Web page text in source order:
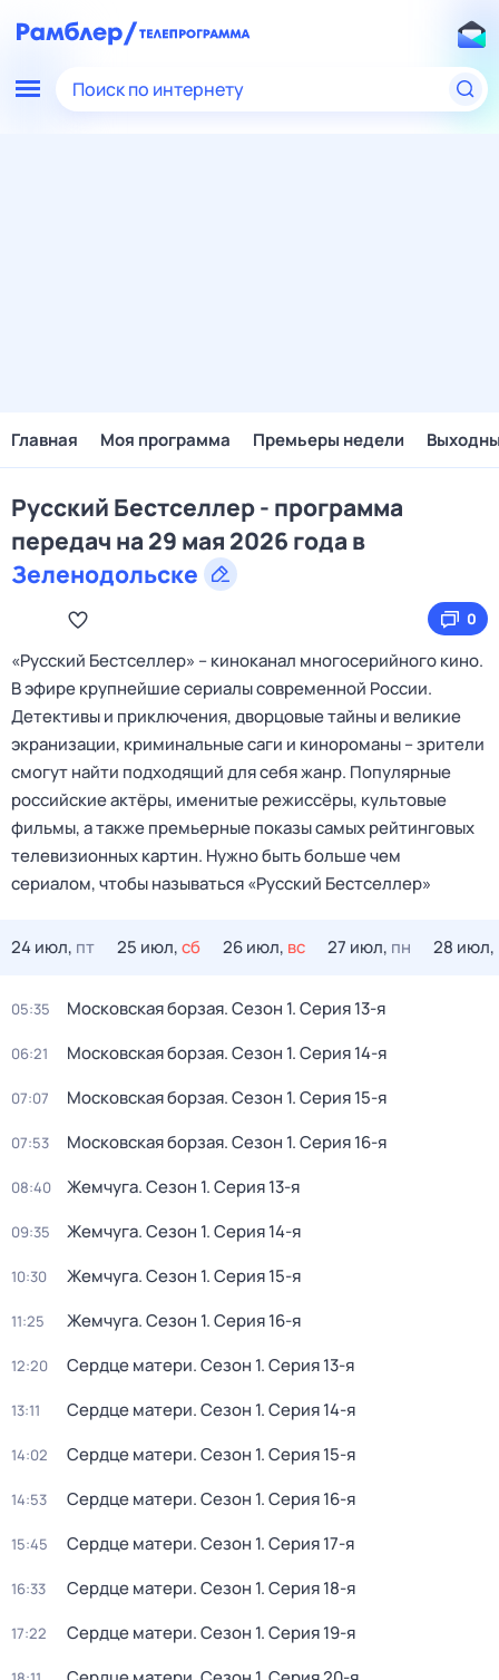
Поиск по интернету
Главная Моя программа Премьеры недели
Русский Бестселлер - программа
передач на 29 мая 2026 года в
Зеленодольске
0
«Русский Бестселлер» – киноканал многосерийного кино.
В эфире крупнейшие сериалы современной России.
Детективы и приключения, дворцовые тайны и великие
экранизации, криминальные саги и кинороманы – зрители
смогут найти подходящий для себя жанр. Популярные
российские актёры, именитые режиссёры, культовые
фильмы, а также премьерные показы самых рейтинговых
телевизионных картин. Нужно быть больше чем
сериалом, чтобы называться «Русский Бестселлер»
24 июл, пт 25 июл,сб 26 июл, вс 27 июл, пн 28 июл,
05:35 Московская борзая. Сезон 1. Серия 13-я
06:21 Московская борзая. Сезон 1. Серия 14-я
07:07 Московская борзая. Сезон 1. Серия 15-я
07:53 Московская борзая. Сезон 1. Серия 16-я
08:40 Жемчуга. Сезон 1. Серия 13-я
09:35 Жемчуга. Сезон 1. Серия 14-я
10:30 Жемчуга. Сезон 1. Серия 15-я
11:25 Жемчуга. Сезон 1. Серия 16-я
12:20 Сердце матери. Сезон 1. Серия 13-я
13:11 Сердце матери. Сезон 1. Серия 14-я
14:02 Сердце матери. Сезон 1. Серия 15-я
14:53 Сердце матери. Сезон 1. Серия 16-я
15:45 Сердце матери. Сезон 1. Серия 17-я
16:33 Сердце матери. Сезон 1. Серия 18-я
17:22 Сердце матери. Сезон 1. Серия 19-я